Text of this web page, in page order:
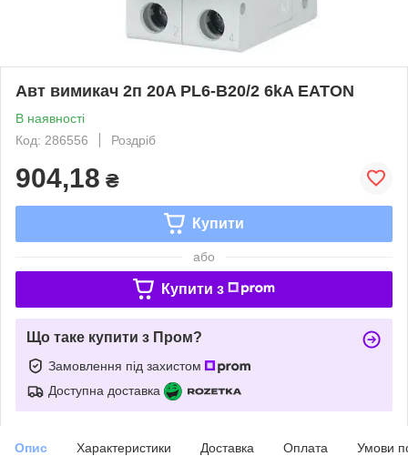
Авт вимикач 2п 20A PL6-B20/2 6kA EATON
В наявності
Код: 286556
Роздріб
904,18 ₴
Купити
або
Купити з
Що таке купити з Пром?
Замовлення під захистом
Доступна доставка
Опис Характеристики Доставка Оплата Умови